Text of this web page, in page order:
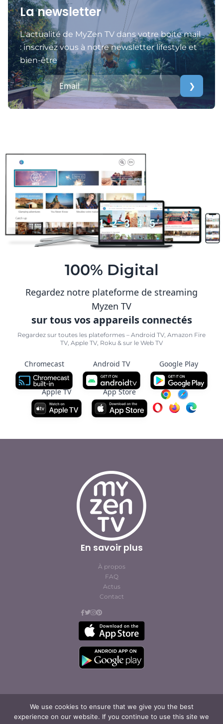
La newsletter
L'actualité de MyZen TV dans votre boite mail
: inscrivez vous à notre newsletter lifestyle et
bien-être
❯
100% Digital
Regardez notre plateforme de streaming
Myzen TV
sur tous vos appareils connectés
Regardez sur toutes les plateformes – Android TV, Amazon Fire
TV, Apple TV, Roku & sur le Web TV
Chromecast Android TV Google Play
Apple TV App Store
We use cookies to ensure that we give you the best
experience on our website. If you continue to use this site we
En savoir plus
À propos
FAQ
Actus
Contact
© Cofites 2023. All rights reserved.